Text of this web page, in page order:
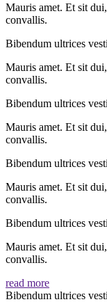
Mauris amet. Et sit
convallis.
Bibendum ultrices
Mauris amet. Et sit
convallis.
Bibendum ultrices
Mauris amet. Et sit
convallis.
Bibendum ultrices
Mauris amet. Et sit
convallis.
Bibendum ultrices
Mauris amet. Et sit
convallis.
read more
Bibendum ultrices